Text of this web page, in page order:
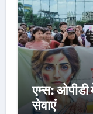
एम्स: ओपीडी
सेवाएं